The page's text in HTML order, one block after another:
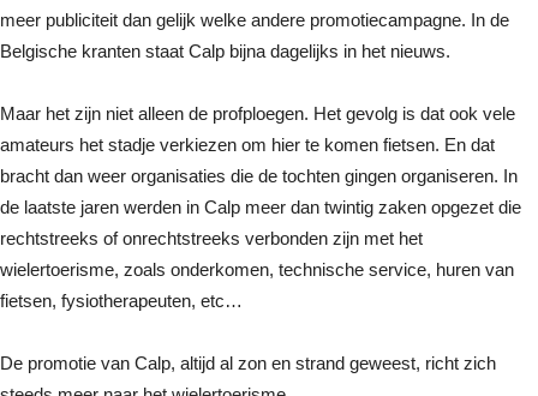
meer publiciteit dan gelijk welke andere promotiecampagne. In de
Belgische kranten staat Calp bijna dagelijks in het nieuws.
Maar het zijn niet alleen de profploegen. Het gevolg is dat ook vele
amateurs het stadje verkiezen om hier te komen fietsen. En dat
bracht dan weer organisaties die de tochten gingen organiseren. In
de laatste jaren werden in Calp meer dan twintig zaken opgezet die
rechtstreeks of onrechtstreeks verbonden zijn met het
wielertoerisme, zoals onderkomen, technische service, huren van
fietsen, fysiotherapeuten, etc…
De promotie van Calp, altijd al zon en strand geweest, richt zich